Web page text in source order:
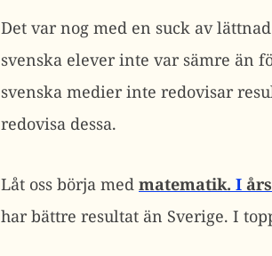
Det var nog med en suck av
svenska elever inte var sämre än
svenska medier inte redovisar
redovisa dessa.
Låt oss börja med matematik. I
har bättre resultat än Sverige. I